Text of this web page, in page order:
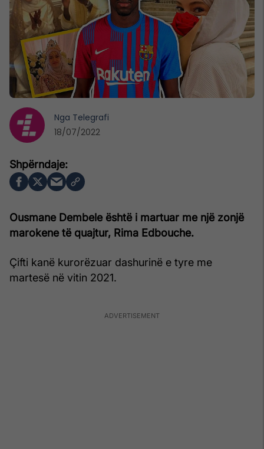
Ousmane Dembele është i martuar me një zonjë
marokene të quajtur, Rima Edbouche.
Çifti kanë kurorëzuar dashurinë e tyre me
martesë në vitin 2021.
Nga Telegrafi
18/07/2022